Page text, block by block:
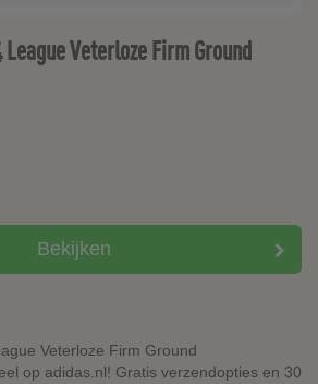
Veterloze Firm Ground
Bekijken
Veterloze Firm Ground
op adidas.nl! Gratis verzendopties en 30